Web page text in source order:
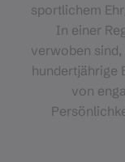
sportlichem
In einer
verwoben sind,
hundertjährige
von